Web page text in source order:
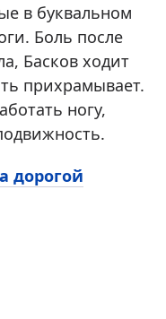
в буквальном
Боль после
Басков ходит
прихрамывает.
ногу,
дорогой